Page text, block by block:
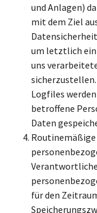
und Anlagen)
mit dem Ziel
um letztlich ein
uns
Logfiles
betroffene
Daten
Routinemäßige
für den